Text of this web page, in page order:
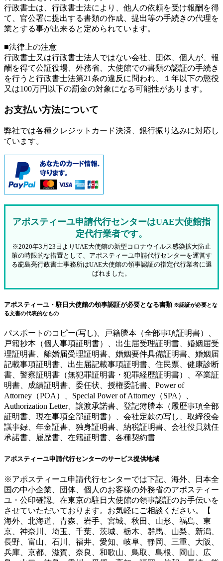
行政書士は、行政書士法により、他人の依頼を受け報酬を得
て、官公署に提出する書類の作成、提出等の手続きの代理を
業とする事が出来ると定められています。
■法律上の注意
行政書士又は行政書士法人ではない会社、団体、個人が、報
酬を得て公証役場、外務省、大使館での書類の認証の手続き
を行うと行政書士法第21条の違反に問われ、
１年以下の懲役
又は100万円以下の罰金の対象になる可能性があります。
お支払い方法について
弊社では各種クレジットカード決済、銀行振り込みに対応し
ています。
アポスティーユ申請代行センターはUAE大使館指
定代行業者です。
※2020年3月23日よりUAE大使館の新型コロナウイルス感染拡大防止
策の時限的な措置として、アポスティーユ申請代行センターを運営す
る蓜島亮行政書士事務所はUAE大使館の領事認証の指定代行業者に選
ばれました。
アポスティーユ・駐日大使館の領事認証が必要となる書類 ※認証が必要とな
る文書の代表的なもの
パスポートのコピー(写し)、戸籍謄本（全部事項証明書）、
戸籍抄本（個人事項証明書）、出生届受理証明書、婚姻届受
理証明書、離婚届受理証明書、婚姻要件具備証明書、婚姻届
記載事項証明書、出生届記載事項証明書、住民票、健康診断
書、警察証明書（無犯罪証明書・犯罪経歴証明書）、卒業証
明書、成績証明書、委任状、授権委託書、Power of
Attorney（POA）、Special Power of Attorney（SPA）、
Authorization Letter、譲渡承諾書、登記簿謄本（履歴事項全部
証明書、現在事項全部証明書）、会社定款の写し、取締役会
議事録、年金証書、独身証明書、納税証明書、会社役員就任
承諾書、履歴書、在籍証明書、各種契約書
アポスティーユ申請代行センターのサービス提供地域
※アポスティーユ申請代行センターでは下記、海外、日本全
国の中小企業、団体、個人のお客様の外務省のアポスティー
ユ・公印確認。在東京の駐日大使館の領事認証のお手伝いを
させていただいております。お気軽にご相談ください。【
海外、北海道、青森、岩手、宮城、秋田、山形、福島、東
京、神奈川、埼玉、千葉、茨城、栃木、群馬、山梨、新潟、
長野、富山、石川、福井、愛知、岐阜、静岡、三重、大阪、
兵庫、京都、滋賀、奈良、和歌山、鳥取、島根、岡山、広